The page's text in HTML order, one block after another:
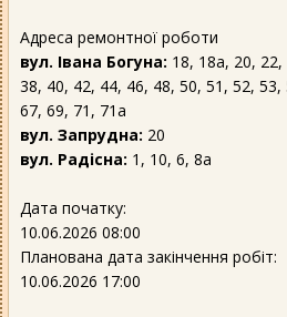
Адреса ремонтної роботи
вул. Івана Богуна: 18, 18а, 20,
38, 40, 42, 44, 46, 48, 50, 51, 52,
67, 69, 71, 71а
вул. Запрудна: 20
вул. Радісна: 1, 10, 6, 8а
Дата початку:
10.06.2026 08:00
Планована дата закінчення робіт:
10.06.2026 17:00